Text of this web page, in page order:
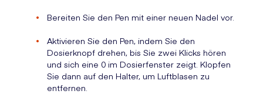
Bereiten Sie den Pen mit einer neuen Nadel vor.
Aktivieren Sie den Pen, indem Sie den
Dosierknopf drehen, bis Sie zwei Klicks hören
und sich eine 0 im Dosierfenster zeigt. Klopfen
Sie dann auf den Halter, um Luftblasen zu
entfernen.